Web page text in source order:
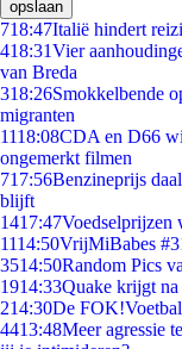
opslaan
718:47Italië hindert
418:31Vier
van Breda
318:26Smokkelbende
migranten
1118:08CDA en D66
ongemerkt filmen
717:56Benzineprijs
blijft
1417:47Voedselprijzen
1114:50VrijMiBabes
3514:50Random Pics
1914:33Quake krijgt
214:30De
4413:48Meer agressie